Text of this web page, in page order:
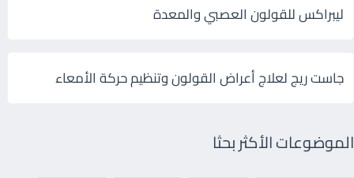
ليبراكس للقولون العصبي والمعدة
جاست ريج لعلاج أعراض القولون وتنظيم حركة الأمعاء
الموضوعات الأكثر بحثا